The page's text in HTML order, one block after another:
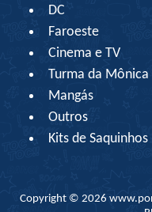
DC
Faroeste
Cinema e TV
Turma da Mônica
Mangás
Outros
Kits de Saquinhos
Copyright © 2026